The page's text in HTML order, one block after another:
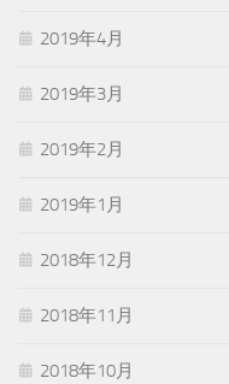
2019年4月
2019年3月
2019年2月
2019年1月
2018年12月
2018年11月
2018年10月